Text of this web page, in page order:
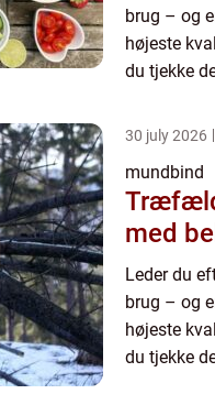
brug – og
højeste
du tjekke
30 july 2026
mundbind
med
Leder du
brug – og
højeste
du tjekke